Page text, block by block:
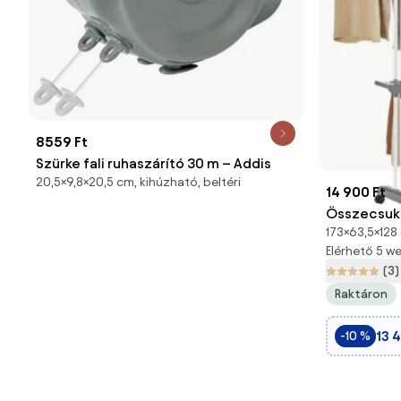
8559 Ft
Szürke fali ruhaszárító 30 m – Addis
20,5×9,8×20,5 cm, kihúzható, beltéri
14 900 Ft
Elérhető 5
(3)
Raktáron
-10 % 13